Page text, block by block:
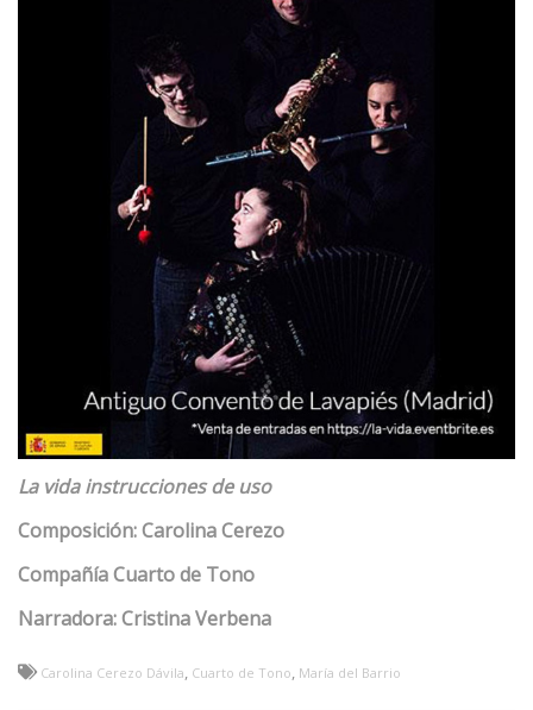
La vida instrucciones de uso
Composición: Carolina Cerezo
Compañía Cuarto de Tono
Narradora: Cristina Verbena
Carolina Cerezo Dávila, Cuarto de Tono, María del Barrio